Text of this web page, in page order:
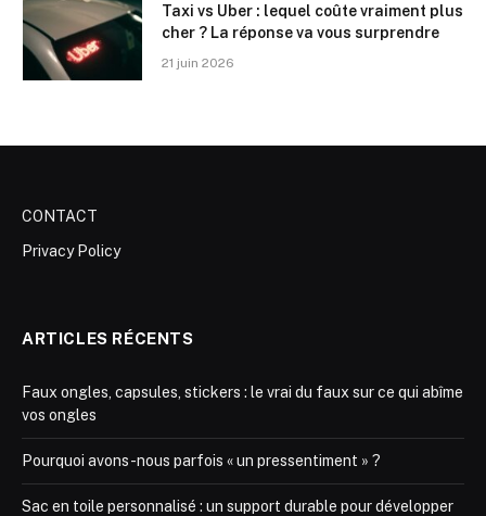
Taxi vs Uber : lequel coûte vraiment plus
cher ? La réponse va vous surprendre
21 juin 2026
CONTACT
Privacy Policy
ARTICLES RÉCENTS
Faux ongles, capsules, stickers : le vrai du faux sur ce qui abîme
vos ongles
Pourquoi avons-nous parfois « un pressentiment » ?
Sac en toile personnalisé : un support durable pour développer